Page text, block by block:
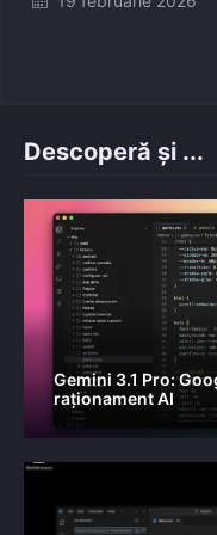
Descoperă și ...
Gemini 3.1 Pro:
raționament AI